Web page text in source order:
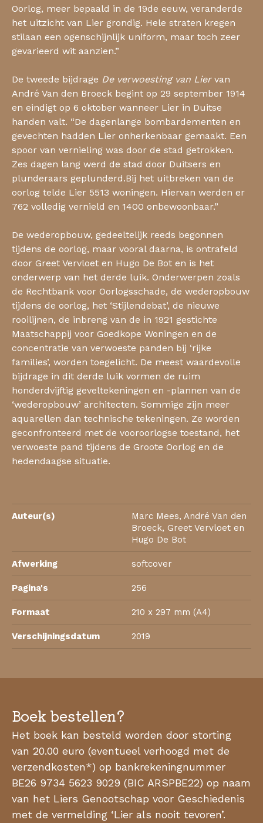
Oorlog, meer bepaald in de 19de eeuw, veranderde
het uitzicht van Lier grondig. Hele straten kregen
stilaan een ogenschijnlijk uniform, maar toch zeer
gevarieerd wit aanzien.”
​De tweede bijdrage De verwoesting van Liervan
André Van den Broeck begint op 29 september 1914
en eindigt op 6 oktober wanneer Lier in Duitse
handen valt. “De dagenlange bombardementen en
gevechten hadden Lier onherkenbaar gemaakt. Een
spoor van vernieling was door de stad getrokken.
Zes dagen lang werd de stad door Duitsers en
plunderaars geplunderd.Bij het uitbreken van de
oorlog telde Lier 5513 woningen. Hiervan werden er
762 volledig vernield en 1400 onbewoonbaar.”
De wederopbouw, gedeeltelijk reeds begonnen
tijdens de oorlog, maar vooral daarna, is ontrafeld
door Greet Vervloet en Hugo De Bot en is het
onderwerp van het derde luik. Onderwerpen zoals
de Rechtbank voor Oorlogsschade, de wederopbouw
tijdens de oorlog, het ‘Stijlendebat’, de nieuwe
rooilijnen, de inbreng van de in 1921 gestichte
Maatschappij voor Goedkope Woningen en de
concentratie van verwoeste panden bij ‘rijke
families’, worden toegelicht. De meest waardevolle
bijdrage in dit derde luik vormen de ruim
honderdvijftig geveltekeningen en -plannen van de
‘wederopbouw’ architecten. Sommige zijn meer
aquarellen dan technische tekeningen. Ze worden
geconfronteerd met de vooroorlogse toestand, het
verwoeste pand tijdens de Groote Oorlog en de
hedendaagse situatie.
Auteur(s)
Marc Mees, André Van den
Broeck, Greet Vervloet en
Hugo De Bot
Afwerking softcover
Pagina's 256
Formaat 210 x 297 mm (A4)
Verschijningsdatum 2019
Boek bestellen?
Het boek kan besteld worden door storting
van 20.00 euro (eventueel verhoogd met de
verzendkosten*) op bankrekeningnummer
BE26 9734 5623 9029 (BIC ARSPBE22) op naam
van het Liers Genootschap voor Geschiedenis
met de vermelding ‘Lier als nooit tevoren’.